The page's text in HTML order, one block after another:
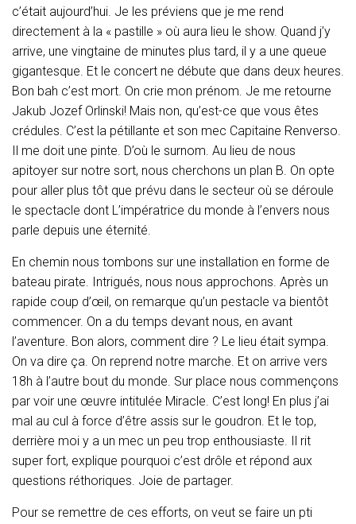
c’était aujourd’hui. Je les préviens que je me rend
directement à la « pastille » où aura lieu le show. Quand j’y
arrive, une vingtaine de minutes plus tard, il y a une queue
gigantesque. Et le concert ne débute que dans deux heures.
Bon bah c’est mort. On crie mon prénom. Je me retourne
Jakub Jozef Orlinski! Mais non, qu’est-ce que vous êtes
crédules. C’est la pétillante et son mec Capitaine Renverso.
Il me doit une pinte. D’où le surnom. Au lieu de nous
apitoyer sur notre sort, nous cherchons un plan B. On opte
pour aller plus tôt que prévu dans le secteur où se déroule
le spectacle dont L’impératrice du monde à l’envers nous
parle depuis une éternité.
En chemin nous tombons sur une installation en forme de
bateau pirate. Intrigués, nous nous approchons. Après un
rapide coup d’œil, on remarque qu’un pestacle va bientôt
commencer. On a du temps devant nous, en avant
l’aventure. Bon alors, comment dire ? Le lieu était sympa.
On va dire ça. On reprend notre marche. Et on arrive vers
18h à l’autre bout du monde. Sur place nous commençons
par voir une œuvre intitulée Miracle. C’est long! En plus j’ai
mal au cul à force d’être assis sur le goudron. Et le top,
derrière moi y a un mec un peu trop enthousiaste. Il rit
super fort, explique pourquoi c’est drôle et répond aux
questions réthoriques. Joie de partager.
Pour se remettre de ces efforts, on veut se faire un pti